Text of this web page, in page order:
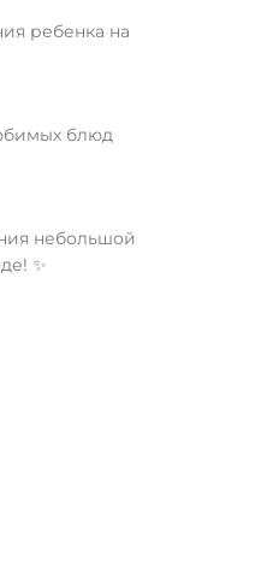
ребенка на
блюд
небольшой
✨